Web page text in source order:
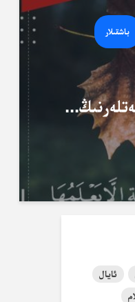
باشقىلار
ئايال